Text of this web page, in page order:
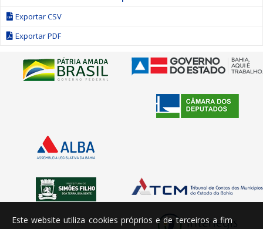
Exportar CSV
Exportar PDF
Este website utiliza cookies próprios e de terceiros a fim